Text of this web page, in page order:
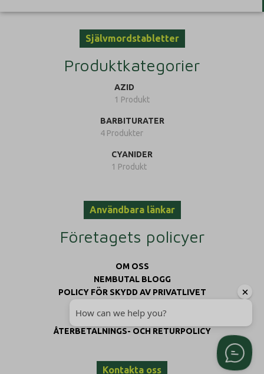
Självmordstabletter
Produktkategorier
AZID
1 Produkt
BARBITURATER
4 Produkter
CYANIDER
1 Produkt
Användbara länkar
Företagets policyer
OM OSS
NEMBUTAL BLOGG
POLICY FÖR SKYDD AV PRIVATLIVET
VILLKOR OCH ANVISNINGAR
ÅTERBETALNINGS- OCH RETURPOLICY
Kontakta oss